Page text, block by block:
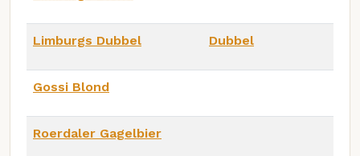
Limburgs Dubbel Dubbel
Gossi Blond
Roerdaler Gagelbier